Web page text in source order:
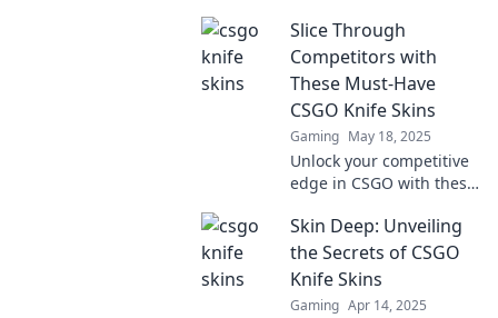
game with our expert
insights and unlock the
secrets to stunning
skins!
Slice Through
Competitors with
These Must-Have
CSGO Knife Skins
Gaming May 18, 2025
Unlock your competitive
edge in CSGO with these
will make you stand out
and slice through
opponents!
Skin Deep: Unveiling
the Secrets of CSGO
Knife Skins
Gaming Apr 14, 2025